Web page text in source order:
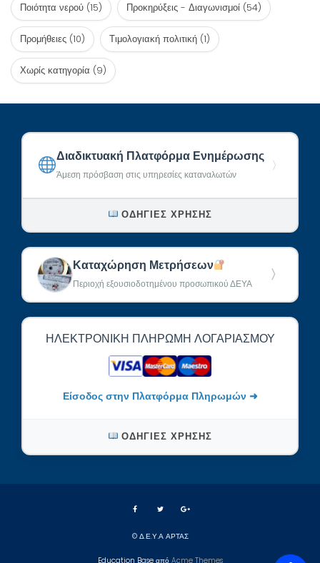
Ποιότητα νερού (15) Προκηρύξεις - Διαγωνισμοί (54)
Προμήθειες (10) Τιμολογιακή πολιτική (1)
Χωρίς κατηγορία (9)
Διαδικτυακή Πλατφόρμα Ενημέρωσης
Άμεση πρόσβαση στις υπηρεσίες καταναλωτών
〉
ΟΔΗΓΊΕΣ ΧΡΉΣΗΣ
Καταχώρηση Μετρήσεων
Περιοχή εξουσιοδοτημένου προσωπικού ΔΕΥΑ
〉
ΗΛΕΚΤΡΟΝΙΚΉ ΠΛΗΡΩΜΉ ΛΟΓΑΡΙΑΣΜΟΎ
Είσοδος στην Πλατφόρμα Πληρωμών ➜
ΟΔΗΓΊΕΣ ΧΡΉΣΗΣ
© Δ.Ε.Υ.Α ΑΡΤΑΣ
Education Base από Acme Themes